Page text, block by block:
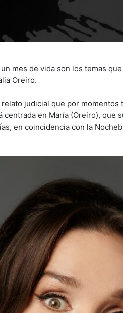
mes de vida son los temas
Oreiro.
judicial que por momentos
en María (Oreiro), que
en coincidencia con la